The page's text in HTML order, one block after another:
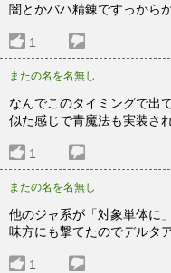
闇とかバハ精錬ですっから
1
またの名を名無し
なんでこのタイミングで出
似た感じで青魔法も実装さ
1
またの名を名無し
他のジャ系が「対象単体に
味方にも撃てたのでデルタ
1